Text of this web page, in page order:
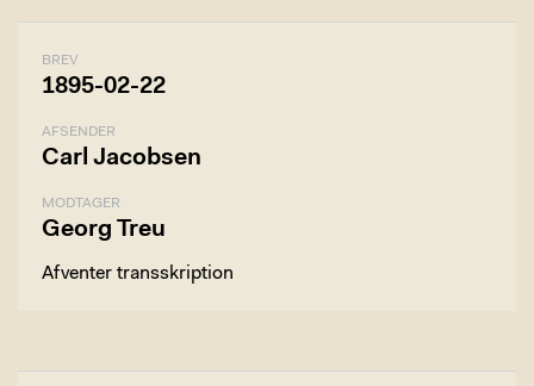
BREV
1895-02-22
AFSENDER
Carl Jacobsen
MODTAGER
Georg Treu
Afventer transskription